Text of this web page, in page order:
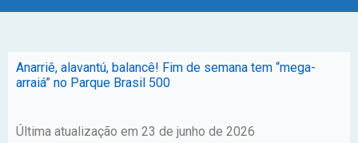
Anarriê, alavantú, balancê! Fim de semana tem “mega-
arraiá” no Parque Brasil 500
Última atualização em 23 de junho de 2026